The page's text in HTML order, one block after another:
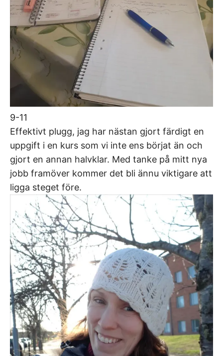
9-11
Effektivt plugg, jag har nästan gjort färdigt en
uppgift i en kurs som vi inte ens börjat än och
gjort en annan halvklar. Med tanke på mitt nya
jobb framöver kommer det bli ännu viktigare att
ligga steget före.